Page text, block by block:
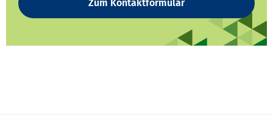
Zum Kontaktformular